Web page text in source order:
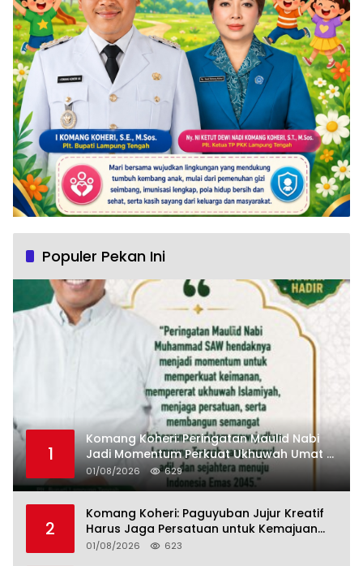
Populer Pekan Ini
1
Komang Koheri: Peringatan Maulid Nabi
Jadi Momentum Perkuat Ukhuwah Umat di
Lampung Tengah
01/08/2026 629
2
Komang Koheri: Paguyuban Jujur Kreatif
Harus Jaga Persatuan untuk Kemajuan
Lampung Tengah
01/08/2026 623